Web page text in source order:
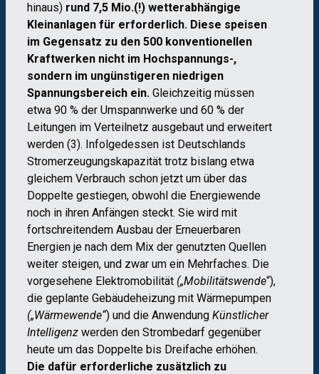
hinaus) rund 7,5 Mio.(!) wetterabhängige
Kleinanlagen für erforderlich. Diese speisen
im Gegensatz zu den 500 konventionellen
Kraftwerken nicht im Hochspannungs-,
sondern im ungünstigeren niedrigen
Spannungsbereich ein. Gleichzeitig müssen
etwa 90 % der Umspannwerke und 60 % der
Leitungen im Verteilnetz ausgebaut und erweitert
werden (3). Infolgedessen ist Deutschlands
Stromerzeugungskapazität trotz bislang etwa
gleichem Verbrauch schon jetzt um über das
Doppelte gestiegen, obwohl die Energiewende
noch in ihren Anfängen steckt. Sie wird mit
fortschreitendem Ausbau der Erneuerbaren
Energien je nach dem Mix der genutzten Quellen
weiter steigen, und zwar um ein Mehrfaches. Die
vorgesehene Elektromobilität („Mobilitätswende“),
die geplante Gebäudeheizung mit Wärmepumpen
(„Wärmewende“) und die Anwendung Künstlicher
Intelligenz werden den Strombedarf gegenüber
heute um das Doppelte bis Dreifache erhöhen.
Die dafür erforderliche zusätzlich zu